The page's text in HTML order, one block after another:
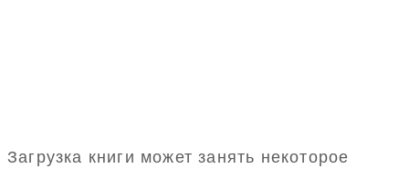
Загрузка книги может занять некоторое